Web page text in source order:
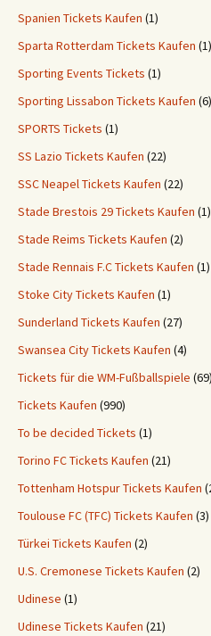
Spanien Tickets Kaufen (1)
Sparta Rotterdam Tickets Kaufen (1)
Sporting Events Tickets (1)
Sporting Lissabon Tickets Kaufen (6)
SPORTS Tickets (1)
SS Lazio Tickets Kaufen (22)
SSC Neapel Tickets Kaufen (22)
Stade Brestois 29 Tickets Kaufen (1)
Stade Reims Tickets Kaufen (2)
Stade Rennais F.C Tickets Kaufen (1)
Stoke City Tickets Kaufen (1)
Sunderland Tickets Kaufen (27)
Swansea City Tickets Kaufen (4)
Tickets für die WM-Fußballspiele (69)
Tickets Kaufen (990)
To be decided Tickets (1)
Torino FC Tickets Kaufen (21)
Tottenham Hotspur Tickets Kaufen
Toulouse FC (TFC) Tickets Kaufen (3)
Türkei Tickets Kaufen (2)
U.S. Cremonese Tickets Kaufen (2)
Udinese (1)
Udinese Tickets Kaufen (21)